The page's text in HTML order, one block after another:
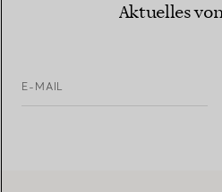
Aktuelles
E-MAIL